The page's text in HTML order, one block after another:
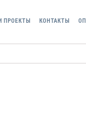
ПРОЕКТЫ КОНТАКТЫ